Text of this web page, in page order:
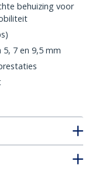
behuizing voor
7 en 9,5 mm